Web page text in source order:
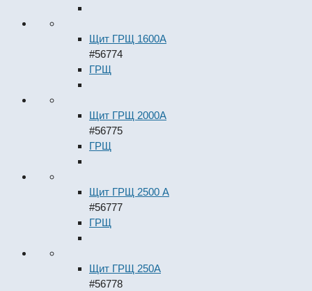
Щит ГРЩ 1600А
#56774
ГРЩ
Щит ГРЩ 2000А
#56775
ГРЩ
Щит ГРЩ 2500 А
#56777
ГРЩ
Щит ГРЩ 250А
#56778